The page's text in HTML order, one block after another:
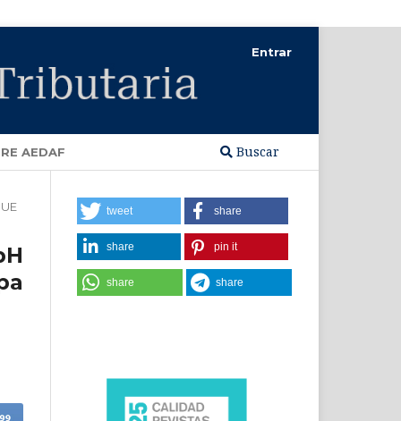
AEDAF Buscar
Entrar
tweet share
share pin it
share share